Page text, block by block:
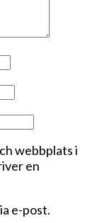
webbplats i
en
e-post.